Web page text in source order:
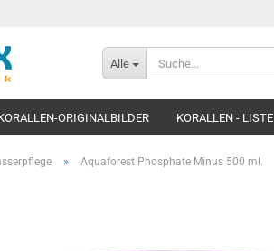
Alle
ORIGINALBILDER KORALLEN - LISTE
» Aquaforest Phosphate Minus 500 ml.